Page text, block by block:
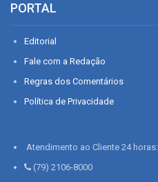
PORTAL
Editorial
Fale com a Redação
Regras dos Comentários
Política de Privacidade
Atendimento ao Cliente 24 horas:
(79) 2106-8000